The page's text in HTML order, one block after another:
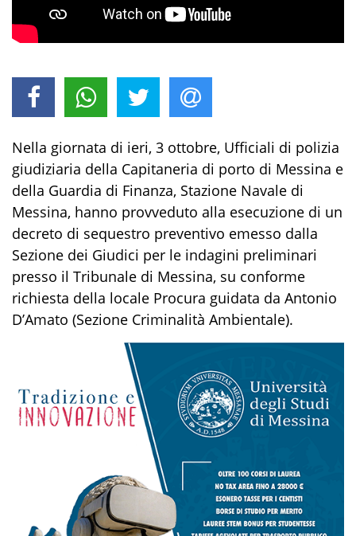
Nella giornata di ieri, 3 ottobre, Ufficiali di polizia
giudiziaria della Capitaneria di porto di Messina e
della Guardia di Finanza, Stazione Navale di
Messina, hanno provveduto alla esecuzione di un
decreto di sequestro preventivo emesso dalla
Sezione dei Giudici per le indagini preliminari
presso il Tribunale di Messina, su conforme
richiesta della locale Procura guidata da Antonio
D’Amato (Sezione Criminalità Ambientale).